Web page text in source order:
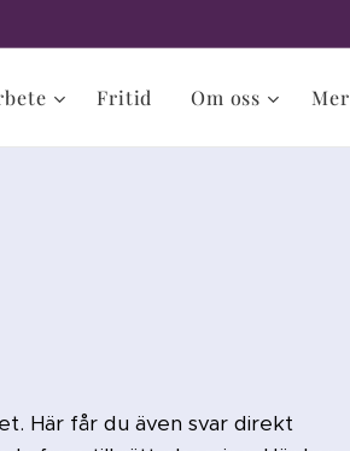
Fritid Om oss Mer
Här får du även svar direkt